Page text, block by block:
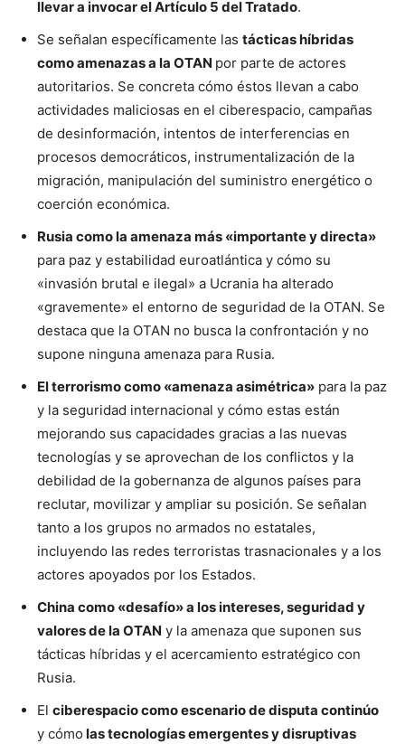
llevar a invocar el Artículo 5 del Tratado.
Se señalan específicamente las tácticas híbridas
como amenazas a la OTAN por parte de actores
autoritarios. Se concreta cómo éstos llevan a cabo
actividades maliciosas en el ciberespacio, campañas
de desinformación, intentos de interferencias en
procesos democráticos, instrumentalización de la
migración, manipulación del suministro energético o
coerción económica.
Rusia como la amenaza más «importante y directa»
para paz y estabilidad euroatlántica y cómo su
«invasión brutal e ilegal» a Ucrania ha alterado
«gravemente» el entorno de seguridad de la OTAN. Se
destaca que la OTAN no busca la confrontación y no
supone ninguna amenaza para Rusia.
El terrorismo como «amenaza asimétrica» para la paz
y la seguridad internacional y cómo estas están
mejorando sus capacidades gracias a las nuevas
tecnologías y se aprovechan de los conflictos y la
debilidad de la gobernanza de algunos países para
reclutar, movilizar y ampliar su posición. Se señalan
tanto a los grupos no armados no estatales,
incluyendo las redes terroristas trasnacionales y a los
actores apoyados por los Estados.
China como «desafío» a los intereses, seguridad y
valores de la OTAN y la amenaza que suponen sus
tácticas híbridas y el acercamiento estratégico con
Rusia.
El ciberespacio como escenario de disputa continúo
y cómo las tecnologías emergentes y disruptivas